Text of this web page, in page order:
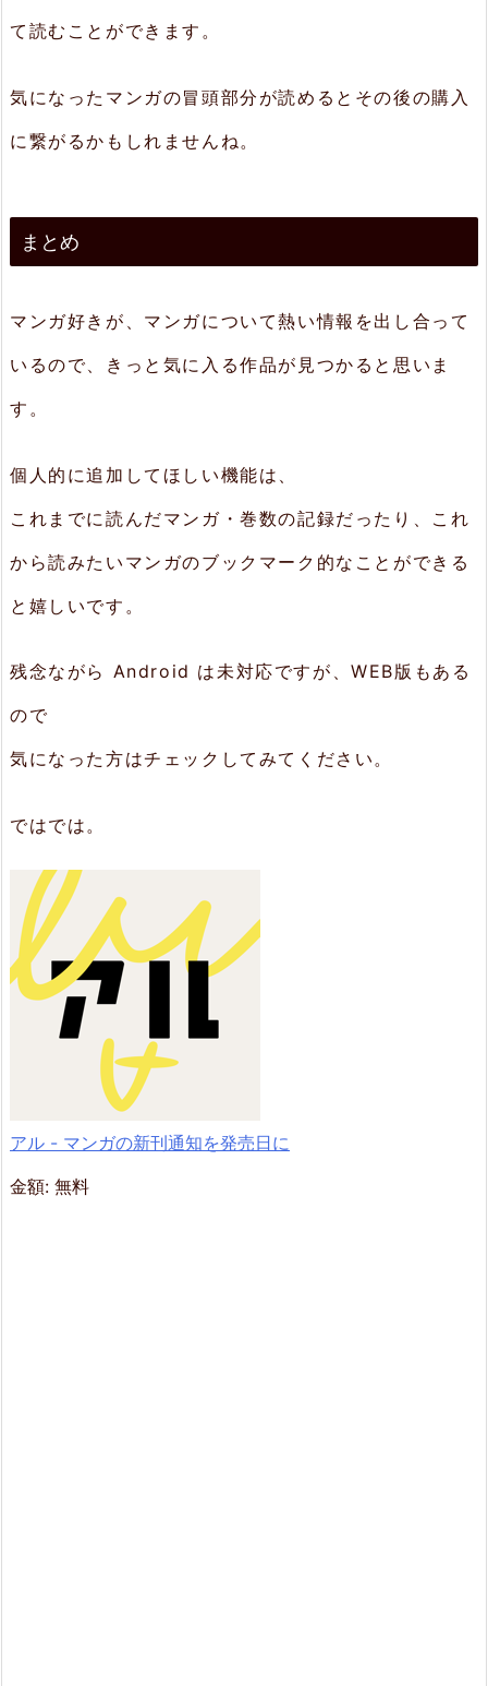
て読むことができます。
気になったマンガの冒頭部分が読めるとその後の購入
に繋がるかもしれませんね。
まとめ
マンガ好きが、マンガについて熱い情報を出し合って
いるので、きっと気に入る作品が見つかると思いま
す。
個人的に追加してほしい機能は、
これまでに読んだマンガ・巻数の記録だったり、これ
から読みたいマンガのブックマーク的なことができる
と嬉しいです。
残念ながら Android は未対応ですが、WEB版もある
ので
気になった方はチェックしてみてください。
ではでは。
‎アル - マンガの新刊通知を発売日に
金額: 無料